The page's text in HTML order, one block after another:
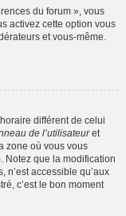
du forum », vous
activez cette option vous
et vous-même.
différent de celui
de l’utilisateuret
zone où vous vous
Notez que la modification
n’est accessible qu’aux
c’est le bon moment